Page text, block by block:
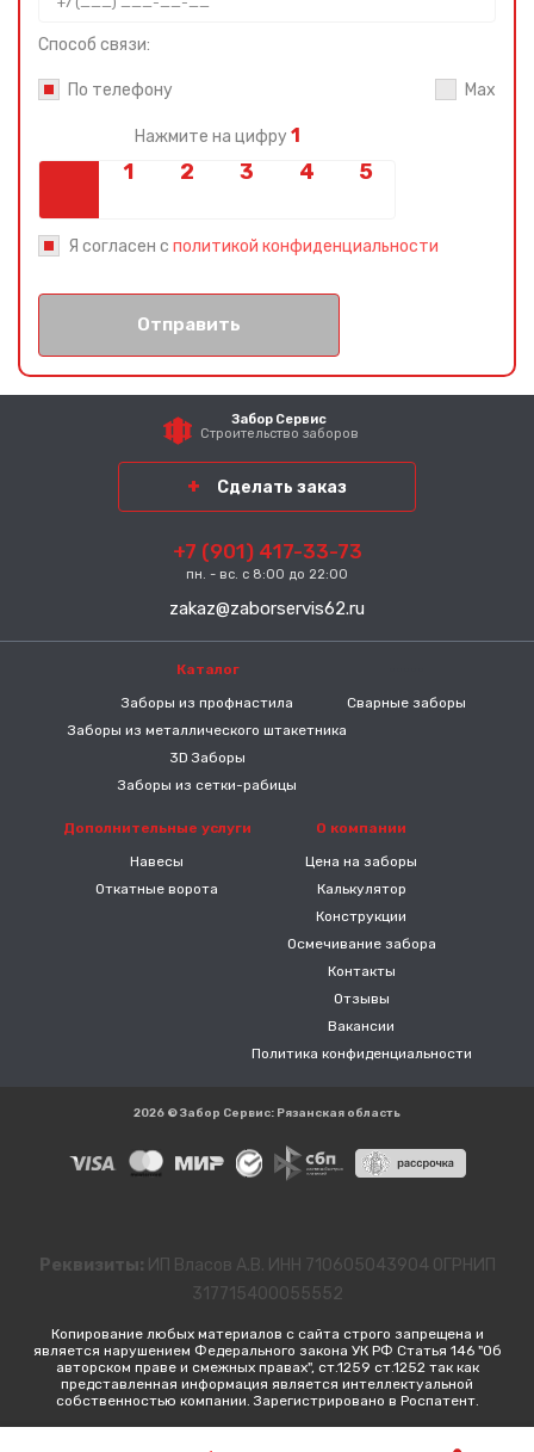
Способ связи:
По телефону Max
Нажмите на цифру 1
Я согласен с политикой конфиденциальности
Отправить
Забор Сервис
Строительство заборов
Сделать заказ
+7 (901) 417-33-73
пн. - вс. с 8:00 до 22:00
zakaz@zaborservis62.ru
Каталог
Заборы из профнастила
Заборы из металлического штакетника
3D Заборы
Заборы из сетки-рабицы
Сварные заборы
Дополнительные услуги
Навесы
Откатные ворота
О компании
Цена на заборы
Калькулятор
Конструкции
Осмечивание забора
Контакты
Отзывы
Вакансии
Политика конфиденциальности
2026 © Забор Сервис: Рязанская область
Реквизиты: ИП Власов А.В. ИНН 710605043904 ОГРНИП
317715400055552
Копирование любых материалов с сайта строго запрещена и
является нарушением Федерального закона УК РФ Статья 146 "Об
авторском праве и смежных правах", ст.1259 ст.1252 так как
представленная информация является интеллектуальной
собственностью компании. Зарегистрировано в Роспатент.